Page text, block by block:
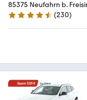
85375 Neufahrn b.
4.4 Sterne
(230)